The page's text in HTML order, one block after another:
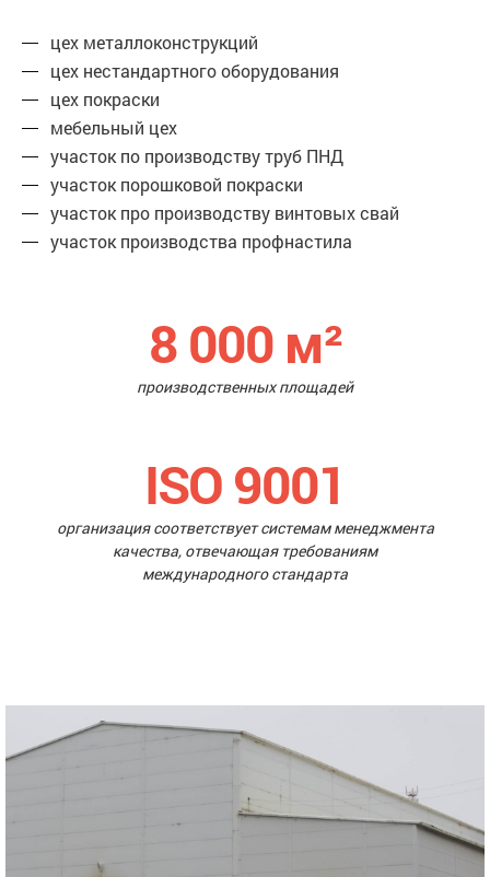
цех металлоконструкций
цех нестандартного оборудования
цех покраски
мебельный цех
участок по производству труб ПНД
участок порошковой покраски
участок про производству винтовых свай
участок производства профнастила
8 000 м²
производственных площадей
ISO 9001
организация соответствует системам менеджмента
качества, отвечающая требованиям
международного стандарта